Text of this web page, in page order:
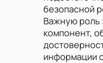
безопасной
Важную роль
компонент,
информации